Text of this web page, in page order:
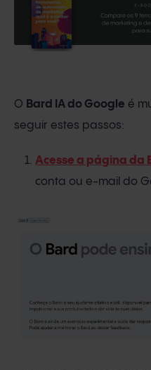
O Bard IA do Google é
seguir estes passos:
Acesse a página da
conta ou e-mail do